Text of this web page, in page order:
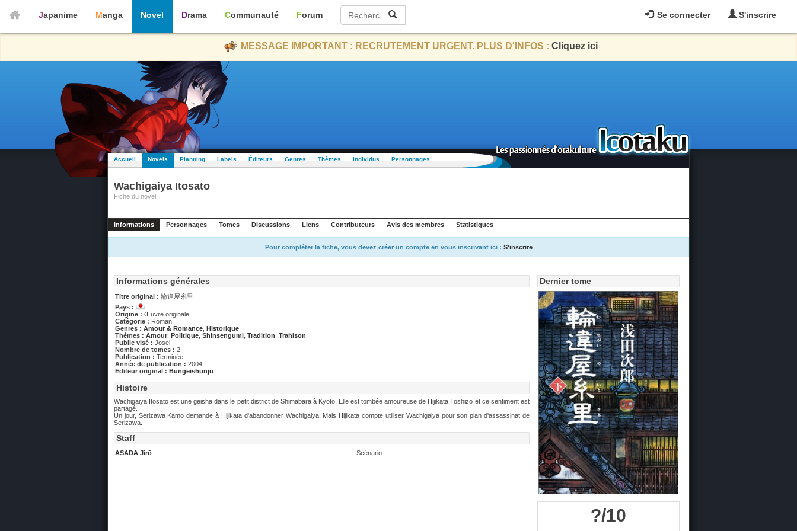
Se connecter S'inscrire
Japanime Manga Novel Drama Communauté Forum
MESSAGE IMPORTANT : RECRUTEMENT URGENT. PLUS D'INFOS : Cliquez ici
Accueil Novels Planning Labels Éditeurs Genres Thèmes Individus Personnages
Wachigaiya Itosato
Fiche du novel
Informations Personnages Tomes Discussions Liens Contributeurs Avis des membres Statistiques
Pour compléter la fiche, vous devez créer un compte en vous inscrivant ici : S'inscrire
Dernier tome
?/10
Informations générales
Titre original : 輪違屋糸里
Pays :
Origine : Œuvre originale
Catégorie : Roman
Genres : Amour & Romance Historique
Thèmes : Amour Politique Shinsengumi Tradition Trahison
Public visé : Josei
Nombre de tomes : 2
Publication : Terminée
Année de publication : 2004
Editeur original : Bungeishunjū
Histoire
Wachigaiya Itosato est une geisha dans le petit district de Shimabara à Kyoto. Elle est tombée amoureuse de Hijikata Toshizō et ce sentiment est
partagé.
Un jour, Serizawa Kamo demande à Hijikata d'abandonner Wachigaiya. Mais Hijikata compte utiliser Wachigaiya pour son plan d'assassinat de
Serizawa.
Staff
ASADA Jirō Scénario